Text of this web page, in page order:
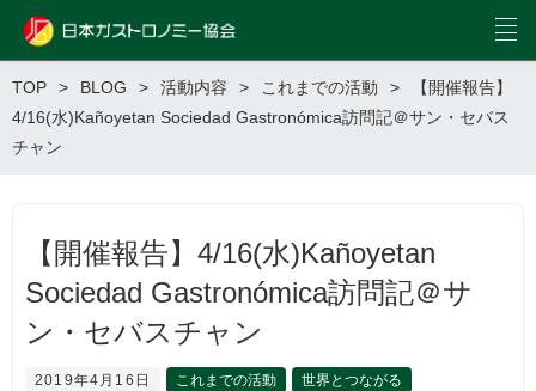
TOP BLOG 活動内容 これまでの活動
【開催報告】
4/16(水)Kañoyetan Sociedad Gastronómica訪問記＠サン・セバス
チャン
【開催報告】4/16(水)Kañoyetan
Sociedad Gastronómica訪問記＠サ
ン・セバスチャン
2019年4月16日 これまでの活動
世界とつながる